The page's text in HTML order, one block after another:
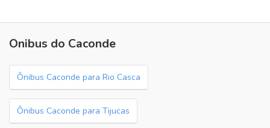
Ônibus do Caconde
Ônibus Caconde para Rio Casca
Ônibus Caconde para Tijucas